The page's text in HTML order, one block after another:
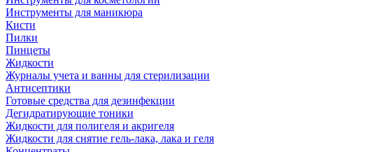
Инструменты для маникюра
Кисти
Пилки
Пинцеты
Жидкости
Журналы учета и ванны для стерилизации
Антисептики
Готовые средства для дезинфекции
Дегидратирующие тоники
Жидкости для полигеля и акригеля
Жидкости для снятие гель-лака, лака и геля